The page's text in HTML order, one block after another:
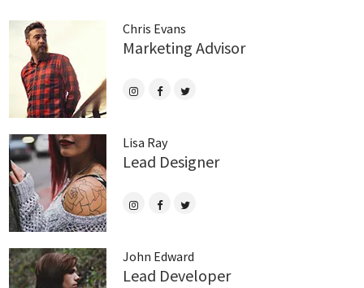
Chris Evans
Marketing Advisor
Lisa Ray
Lead Designer
John Edward
Lead Developer